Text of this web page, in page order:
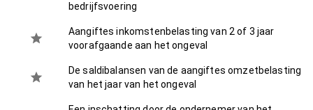
bedrijfsvoering
Aangiftes inkomstenbelasting van 2 of 3 jaar
voorafgaande aan het ongeval
De saldibalansen van de aangiftes omzetbelasting
van het jaar van het ongeval